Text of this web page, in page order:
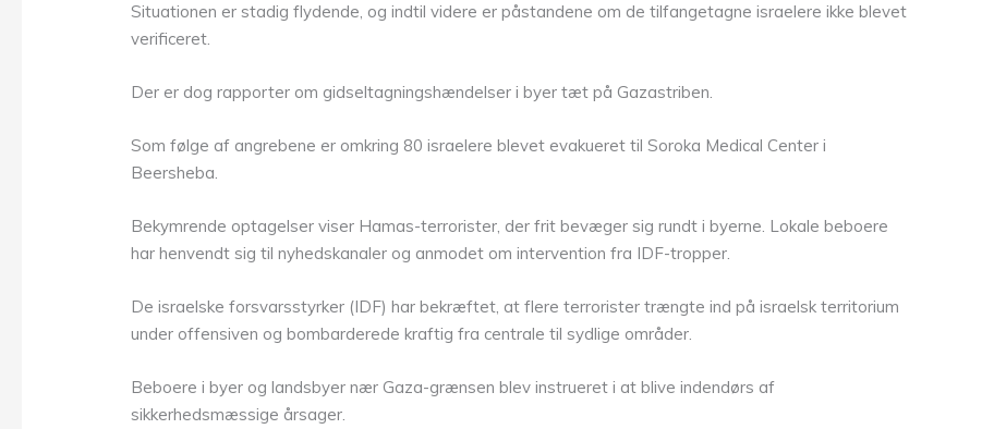
Situationen er stadig flydende, og indtil videre er påstandene om de tilfangetagne israelere ikke blevet
verificeret.
Der er dog rapporter om gidseltagningshændelser i byer tæt på Gazastriben.
Som følge af angrebene er omkring 80 israelere blevet evakueret til Soroka Medical Center i
Beersheba.
Bekymrende optagelser viser Hamas-terrorister, der frit bevæger sig rundt i byerne. Lokale beboere
har henvendt sig til nyhedskanaler og anmodet om intervention fra IDF-tropper.
De israelske forsvarsstyrker (IDF) har bekræftet, at flere terrorister trængte ind på israelsk territorium
under offensiven og bombarderede kraftig fra centrale til sydlige områder.
Beboere i byer og landsbyer nær Gaza-grænsen blev instrueret i at blive indendørs af
sikkerhedsmæssige årsager.